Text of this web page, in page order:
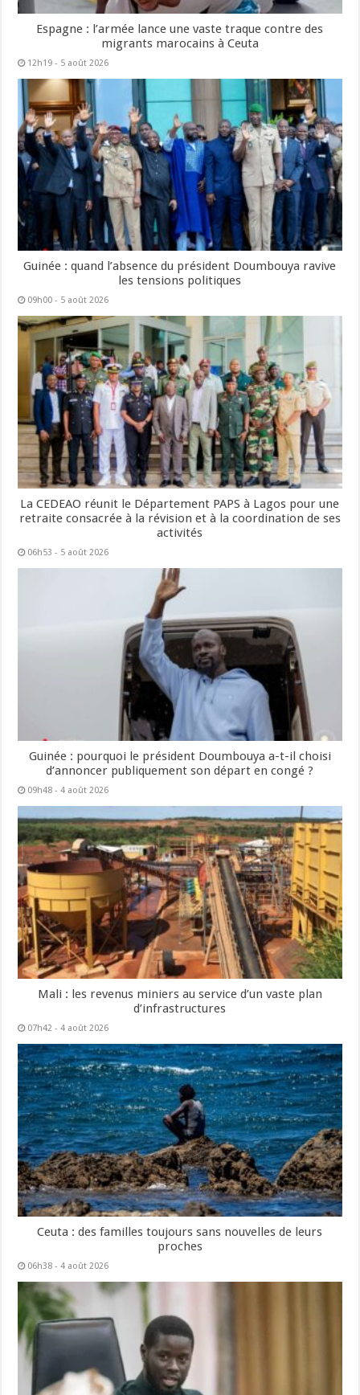
Espagne : l’armée lance une vaste traque contre des
migrants marocains à Ceuta
12h19 - 5 août 2026
Guinée : quand l’absence du président Doumbouya ravive
les tensions politiques
09h00 - 5 août 2026
La CEDEAO réunit le Département PAPS à Lagos pour une
retraite consacrée à la révision et à la coordination de ses
activités
06h53 - 5 août 2026
Guinée : pourquoi le président Doumbouya a-t-il choisi
d’annoncer publiquement son départ en congé ?
09h48 - 4 août 2026
Mali : les revenus miniers au service d’un vaste plan
d’infrastructures
07h42 - 4 août 2026
Ceuta : des familles toujours sans nouvelles de leurs
proches
06h38 - 4 août 2026